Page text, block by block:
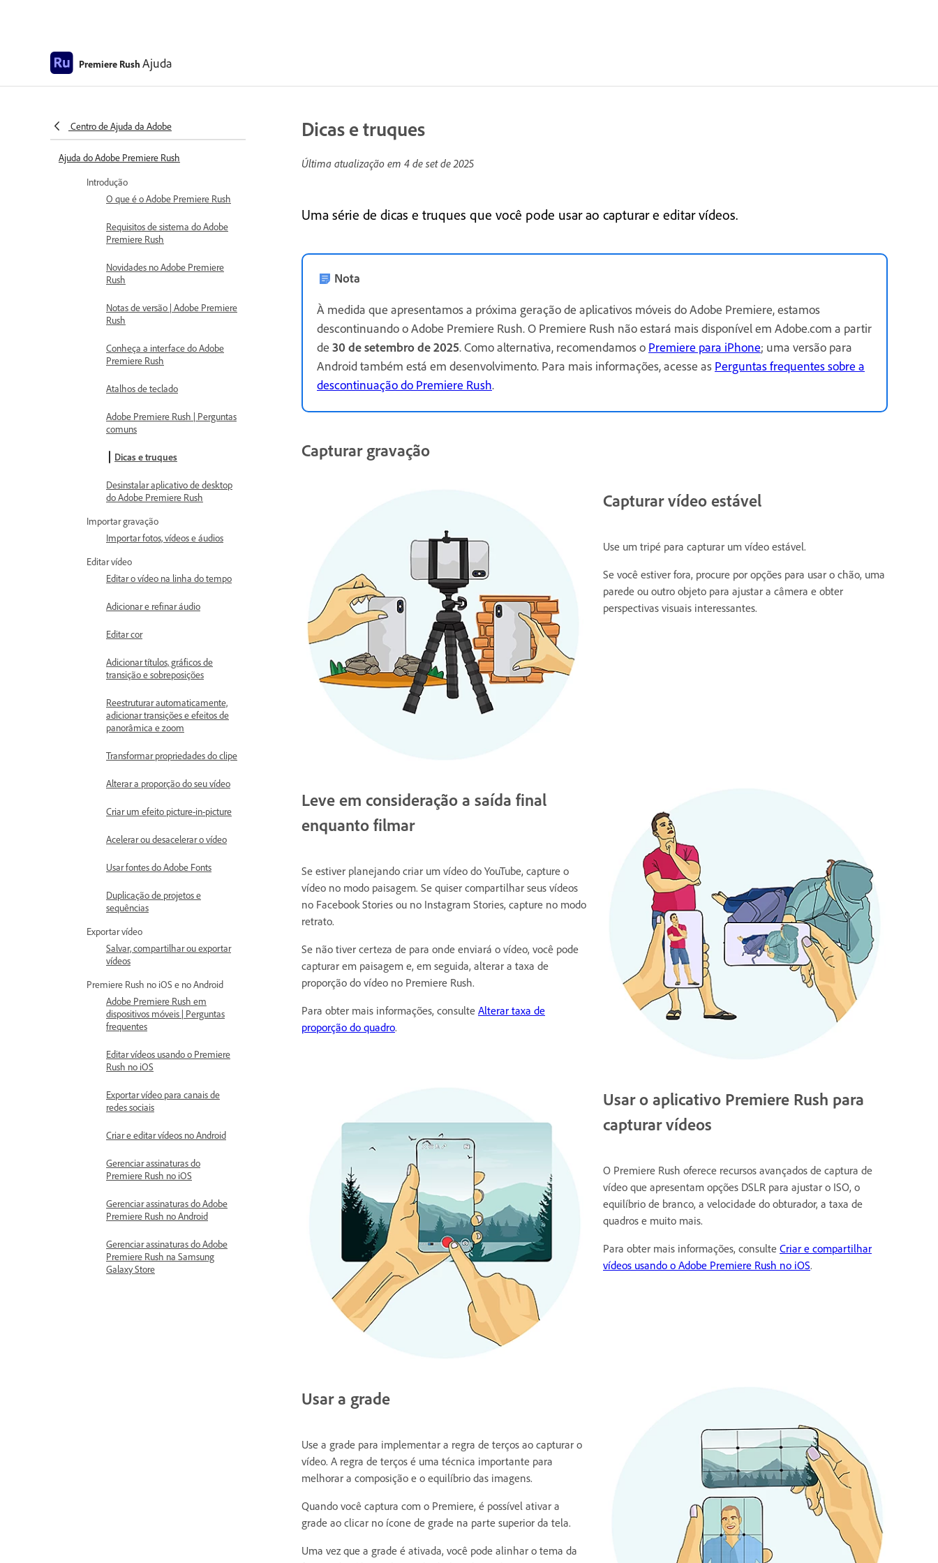
Premiere Rush Ajuda
Centro de Ajuda da Adobe
Ajuda do Adobe Premiere Rush
Introdução
O que é o Adobe Premiere Rush
Requisitos de sistema do Adobe
Premiere Rush
Novidades no Adobe Premiere
Rush
Notas de versão | Adobe Premiere
Rush
Conheça a interface do Adobe
Premiere Rush
Atalhos de teclado
Adobe Premiere Rush | Perguntas
comuns
Dicas e truques
Desinstalar aplicativo de desktop
do Adobe Premiere Rush
Importar gravação
Importar fotos, vídeos e áudios
Editar vídeo
Editar o vídeo na linha do tempo
Adicionar e refinar áudio
Editar cor
Adicionar títulos, gráficos de
transição e sobreposições
Reestruturar automaticamente,
adicionar transições e efeitos de
panorâmica e zoom
Transformar propriedades do clipe
Alterar a proporção do seu vídeo
Criar um efeito picture-in-picture
Acelerar ou desacelerar o vídeo
Usar fontes do Adobe Fonts
Duplicação de projetos e
sequências
Exportar vídeo
Salvar, compartilhar ou exportar
vídeos
Premiere Rush no iOS e no Android
Adobe Premiere Rush em
dispositivos móveis | Perguntas
frequentes
Editar vídeos usando o Premiere
Rush no iOS
Exportar vídeo para canais de
redes sociais
Criar e editar vídeos no Android
Gerenciar assinaturas do
Premiere Rush no iOS
Gerenciar assinaturas do Adobe
Premiere Rush no Android
Gerenciar assinaturas do Adobe
Premiere Rush na Samsung
Galaxy Store
Dicas e truques
Última atualização em 4 de set de 2025
Uma série de dicas e truques que você pode usar ao capturar e editar vídeos.
Nota
À medida que apresentamos a próxima geração de aplicativos móveis do Adobe Premiere, estamos
descontinuando o Adobe Premiere Rush. O Premiere Rush não estará mais disponível em Adobe.com a partir
de 30 de setembro de 2025. Como alternativa, recomendamos o Premiere para iPhone; uma versão para
Android também está em desenvolvimento. Para mais informações, acesse as Perguntas frequentes sobre a
descontinuação do Premiere Rush.
Capturar gravação
Capturar vídeo estável
Use um tripé para capturar um vídeo estável.
Se você estiver fora, procure por opções para usar o chão, uma
parede ou outro objeto para ajustar a câmera e obter
perspectivas visuais interessantes.
Leve em consideração a saída final
enquanto filmar
Se estiver planejando criar um vídeo do YouTube, capture o
vídeo no modo paisagem. Se quiser compartilhar seus vídeos
no Facebook Stories ou no Instagram Stories, capture no modo
retrato.
Se não tiver certeza de para onde enviará o vídeo, você pode
capturar em paisagem e, em seguida, alterar a taxa de
proporção do vídeo no Premiere Rush.
Para obter mais informações, consulte Alterar taxa de
proporção do quadro.
Usar o aplicativo Premiere Rush para
capturar vídeos
O Premiere Rush oferece recursos avançados de captura de
vídeo que apresentam opções DSLR para ajustar o ISO, o
equilíbrio de branco, a velocidade do obturador, a taxa de
quadros e muito mais.
Para obter mais informações, consulte Criar e compartilhar
vídeos usando o Adobe Premiere Rush no iOS.
Usar a grade
Use a grade para implementar a regra de terços ao capturar o
vídeo. A regra de terços é uma técnica importante para
melhorar a composição e o equilíbrio das imagens.
Quando você captura com o Premiere, é possível ativar a
grade ao clicar no ícone de grade na parte superior da tela.
Uma vez que a grade é ativada, você pode alinhar o tema da